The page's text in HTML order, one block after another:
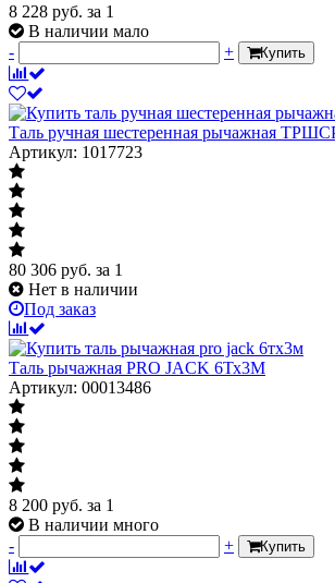
8 228 руб. за 1
В наличии мало
-
+ Купить
Таль ручная шестеренная рычажная
Артикул: 1017723
80 306 руб. за 1
Нет в наличии
Под заказ
Таль рычажная PRO JACK 6Тх3М
Артикул: 00013486
8 200 руб. за 1
В наличии много
-
+ Купить